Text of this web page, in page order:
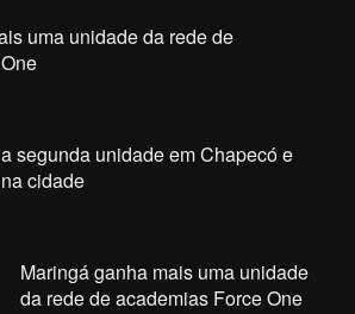
uma unidade da rede de
segunda unidade em Chapecó e
cidade
Maringá ganha mais uma unidade
da rede de academias Force One